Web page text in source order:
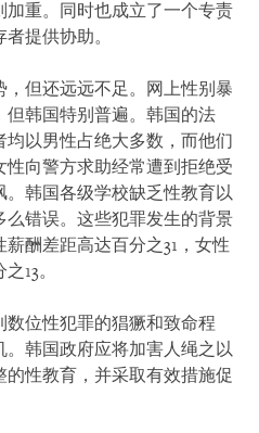
重。同时也成立了一个专责
提供协助。
但还远远不足。网上性别暴
韩国特别普遍。韩国的法
以男性占绝大多数，而他们
向警方求助经常遭到拒绝受
韩国各级学校缺乏性教育以
错误。这些犯罪发生的背景
薪酬差距高达百分之31，女性
13。
位性犯罪的猖獗和致命程
韩国政府应将加害人绳之以
性教育，并采取有效措施促